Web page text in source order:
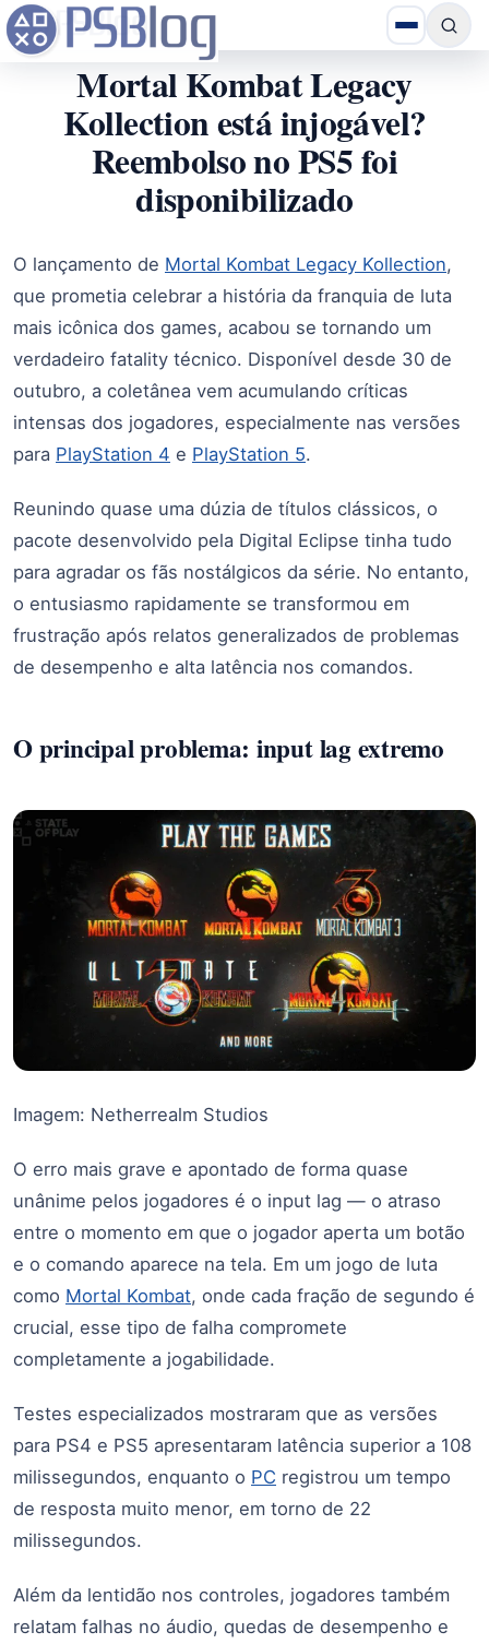
Mortal Kombat Legacy
Kollection está injogável?
Reembolso no PS5 foi
disponibilizado
O lançamento de Mortal Kombat Legacy Kollection,
que prometia celebrar a história da franquia de luta
mais icônica dos games, acabou se tornando um
verdadeiro fatality técnico. Disponível desde 30 de
outubro, a coletânea vem acumulando críticas
intensas dos jogadores, especialmente nas versões
para PlayStation 4 e PlayStation 5.
Reunindo quase uma dúzia de títulos clássicos, o
pacote desenvolvido pela Digital Eclipse tinha tudo
para agradar os fãs nostálgicos da série. No entanto,
o entusiasmo rapidamente se transformou em
frustração após relatos generalizados de problemas
de desempenho e alta latência nos comandos.
O principal problema: input lag extremo
Imagem: Netherrealm Studios
O erro mais grave e apontado de forma quase
unânime pelos jogadores é o input lag — o atraso
entre o momento em que o jogador aperta um botão
e o comando aparece na tela. Em um jogo de luta
como Mortal Kombat, onde cada fração de segundo é
crucial, esse tipo de falha compromete
completamente a jogabilidade.
Testes especializados mostraram que as versões
para PS4 e PS5 apresentaram latência superior a 108
milissegundos, enquanto o PC registrou um tempo
de resposta muito menor, em torno de 22
milissegundos.
Além da lentidão nos controles, jogadores também
relatam falhas no áudio, quedas de desempenho e